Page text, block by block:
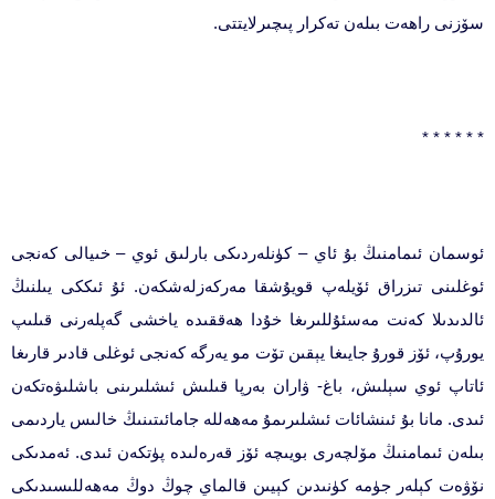
سۆزنى راھەت بىلەن تەكرار پىچىرلايتتى.
* * * * * *
ئوسمان ئىمامنىڭ بۇ ئاي – كۈنلەردىكى بارلىق ئوي – خىيالى كەنجى
ئوغلىنى تىزراق ئۆيلەپ قويۇشقا مەركەزلەشكەن. ئۇ ئىككى يىلنىڭ
ئالدىدىلا كەنت مەسئۇللىرىغا خۇدا ھەققىدە ياخشى گەپلەرنى قىلىپ
يورۇپ، ئۆز قورۇ جايىغا يېقىن تۆت مو يەرگە كەنجى ئوغلى قادىر قارىغا
ئاتاپ ئوي سېلىش، باغ- ۋاران بەرپا قىلىش ئىشلىرىنى باشلىۋەتكەن
ئىدى. مانا بۇ ئىنشائات ئىشلىرىمۇ مەھەللە جامائىتىنىڭ خالىس ياردىمى
بىلەن ئىمامنىڭ مۆلچەرى بويىچە ئۆز قەرەلىدە پۈتكەن ئىدى. ئەمدىكى
نۆۋەت كېلەر جۈمە كۈنىدىن كېيىن قالماي چوڭ دوڭ مەھەللىسىدىكى